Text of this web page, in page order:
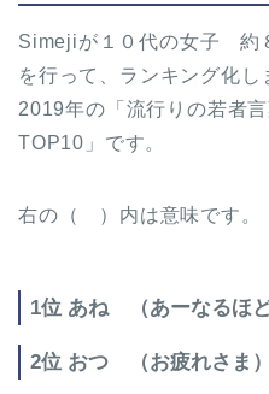
Simejiが１０代の女子 約
を行って、ランキング化し
2019年の「流行りの若者
TOP10」です。
右の（ ）内は意味です。
1位 あね （あーなるほど
2位 おつ （お疲れさま）